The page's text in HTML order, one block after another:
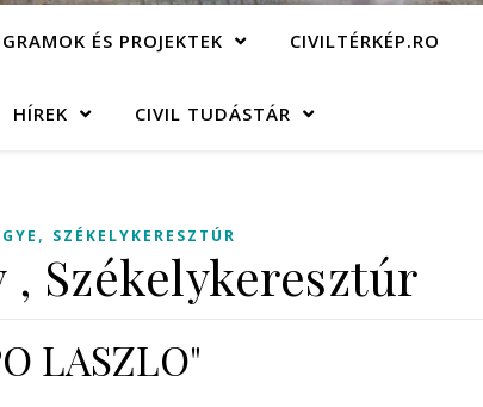
ÉS PROJEKTEK CIVILTÉRKÉP.RO
HÍREK CIVIL TUDÁSTÁR
, SZÉKELYKERESZTÚR
Székelykeresztúr
LASZLO"